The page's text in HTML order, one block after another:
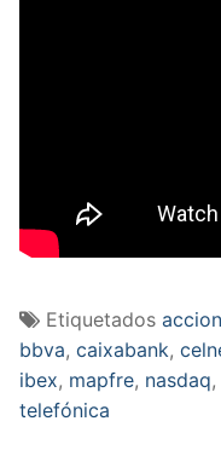
Etiquetados
bbva, caixabank,
ibex, mapfre, nasdaq,
telefónica